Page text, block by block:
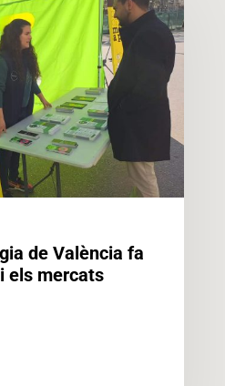
de València fa
els mercats